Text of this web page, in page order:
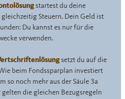
startest du deine
gleichzeitig Steuern. Dein Geld ist
Du kannst es nur für die
verwenden.
setzt du auf die
beim Fondssparplan investiert
so noch mehr aus der Säule 3a
gelten die gleichen Bezugsregeln